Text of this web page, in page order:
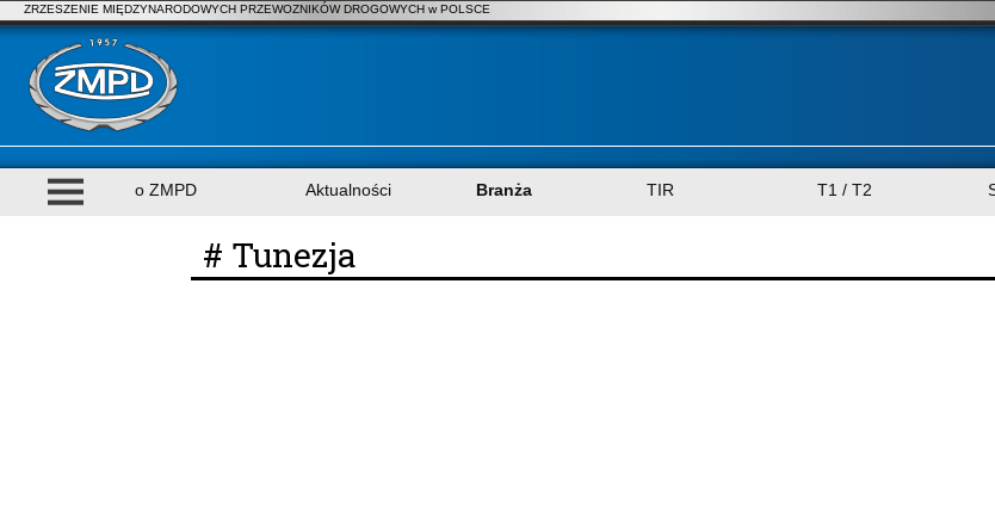
ZRZESZENIE MIĘDZYNARODOWYCH PRZEWOZNIKÓW DROGOWYCH w POLSCE
o ZMPD Aktualności Branża TIR T1 / T2
# Tunezja